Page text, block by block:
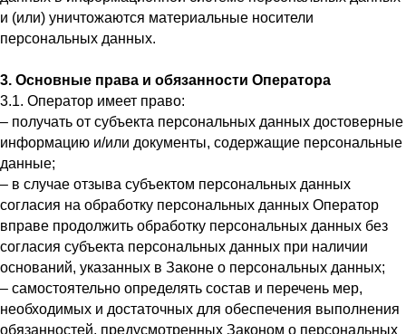
и (или) уничтожаются материальные носители
персональных данных.
3. Основные права и обязанности Оператора
3.1. Оператор имеет право:
– получать от субъекта персональных данных достоверные
информацию и/или документы, содержащие персональные
данные;
– в случае отзыва субъектом персональных данных
согласия на обработку персональных данных Оператор
вправе продолжить обработку персональных данных без
согласия субъекта персональных данных при наличии
оснований, указанных в Законе о персональных данных;
– самостоятельно определять состав и перечень мер,
необходимых и достаточных для обеспечения выполнения
обязанностей, предусмотренных Законом о персональных